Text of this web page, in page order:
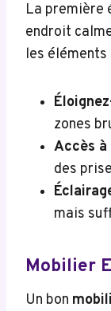
La première
endroit
les
zones
Accès
des
mais
Mobilier
Un bon